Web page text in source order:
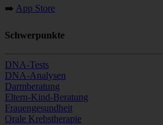
➡️ App Store
Schwerpunkte
DNA-Tests
DNA-Analysen
Darmberatung
Eltern-Kind-Beratung
Frauengesundheit
Orale Krebstherapie